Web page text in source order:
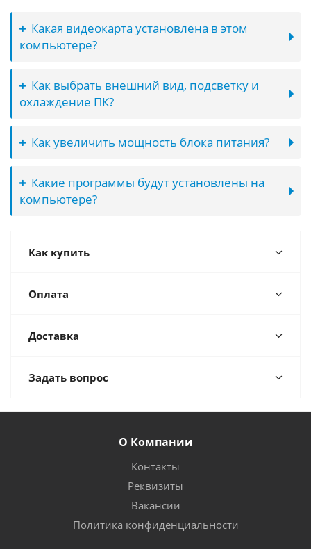
Какая видеокарта установлена в этом
компьютере?
Как выбрать внешний вид, подсветку и
охлаждение ПК?
Как увеличить мощность блока питания?
Какие программы будут установлены на
компьютере?
Как купить
Оплата
Доставка
Задать вопрос
О Компании
Контакты
Реквизиты
Вакансии
Политика конфиденциальности